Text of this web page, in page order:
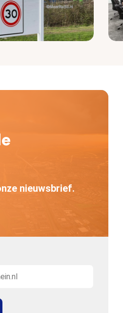
nieuwsbrief.